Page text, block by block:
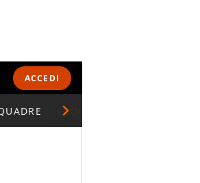
ACCEDI
E CLASSIFICHEGIOCATORI SERIE A